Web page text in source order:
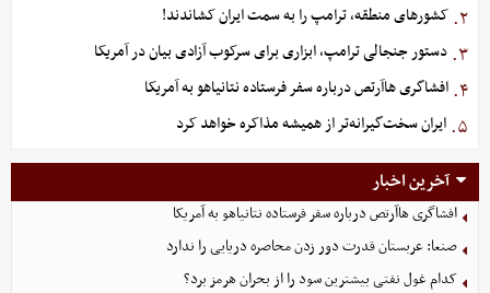
۲. کشورهای منطقه، ترامپ را به سمت ایران کشاندند!
۳. دستور جنجالی ترامپ، ابزاری برای سرکوب آزادی بیان در آمریکا
۴. افشاگری هاآرتص درباره سفر فرستاده نتانیاهو به آمریکا
۵. ایران سخت‌گیرانه‌تر از همیشه مذاکره خواهد کرد
آخرین اخبار
افشاگری هاآرتص درباره سفر فرستاده نتانیاهو به آمریکا
صنعا: عربستان قدرت دور زدن محاصره دریایی را ندارد
کدام غول نفتی بیشترین سود را از بحران هرمز برد؟